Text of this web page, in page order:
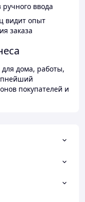
ввода
видит опыт
заказа
дома, работы,
покупателей и